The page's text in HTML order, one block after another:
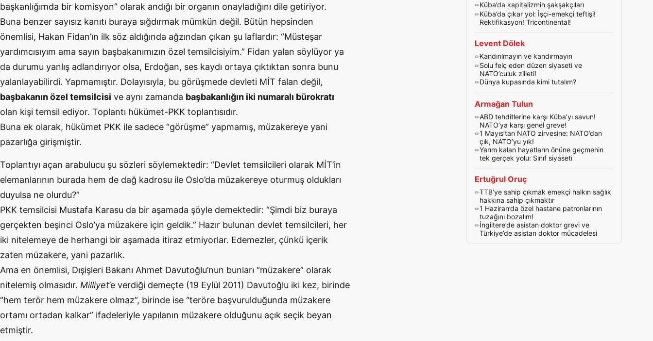
başkanlığımda bir komisyon” olarak andığı bir organın onayladığını dile getiriyor.
Buna benzer sayısız kanıtı buraya sığdırmak mümkün değil. Bütün hepsinden
önemlisi, Hakan Fidan’ın ilk söz aldığında ağzından çıkan şu laflardır: “Müsteşar
yardımcısıyım ama sayın başbakanımızın özel temsilcisiyim.” Fidan yalan söylüyor ya
da durumu yanlış adlandırıyor olsa, Erdoğan, ses kaydı ortaya çıktıktan sonra bunu
yalanlayabilirdi. Yapmamıştır. Dolayısıyla, bu görüşmede devleti MİT falan değil,
başbakanın özel temsilcisi ve aynı zamanda başbakanlığın iki numaralı bürokratı
olan kişi temsil ediyor. Toplantı hükümet-PKK toplantısıdır.
Buna ek olarak, hükümet PKK ile sadece “görüşme” yapmamış, müzakereye yani
pazarlığa girişmiştir.
Toplantıyı açan arabulucu şu sözleri söylemektedir: “Devlet temsilcileri olarak MİT’in
elemanlarının burada hem de dağ kadrosu ile Oslo’da müzakereye oturmuş oldukları
duyulsa ne olurdu?”
PKK temsilcisi Mustafa Karasu da bir aşamada şöyle demektedir: “Şimdi biz buraya
gerçekten beşinci Oslo’ya müzakere için geldik.” Hazır bulunan devlet temsilcileri, her
iki nitelemeye de herhangi bir aşamada itiraz etmiyorlar. Edemezler, çünkü içerik
zaten müzakere, yani pazarlık.
Ama en önemlisi, Dışişleri Bakanı Ahmet Davutoğlu’nun bunları “müzakere” olarak
nitelemiş olmasıdır. Milliyet’e verdiği demeçte (19 Eylül 2011) Davutoğlu iki kez, birinde
“hem terör hem müzakere olmaz”, birinde ise “teröre başvurulduğunda müzakere
ortamı ortadan kalkar” ifadeleriyle yapılanın müzakere olduğunu açık seçik beyan
etmiştir.
Küba’da kapitalizmin şakşakçıları
Küba’da çıkar yol: İşçi-emekçi teftişi!
Rektifikasyon! Tricontinental!
Levent Dölek
Kandırılmayın ve kandırmayın
Solu felç eden düzen siyaseti ve
NATO’culuk zilleti!
Dünya kupasında kimi tutalım?
Armağan Tulun
ABD tehditlerine karşı Küba’yı savun!
NATO’ya karşı genel greve!
1 Mayıs’tan NATO zirvesine: NATO’dan
çık, NATO’yu yık!
Yarım kalan hayatların önüne geçmenin
tek gerçek yolu: Sınıf siyaseti
Ertuğrul Oruç
TTB’ye sahip çıkmak emekçi halkın sağlık
hakkına sahip çıkmaktır
1 Haziran’da özel hastane patronlarının
tuzağını bozalım!
İngiltere’de asistan doktor grevi ve
Türkiye’de asistan doktor mücadelesi